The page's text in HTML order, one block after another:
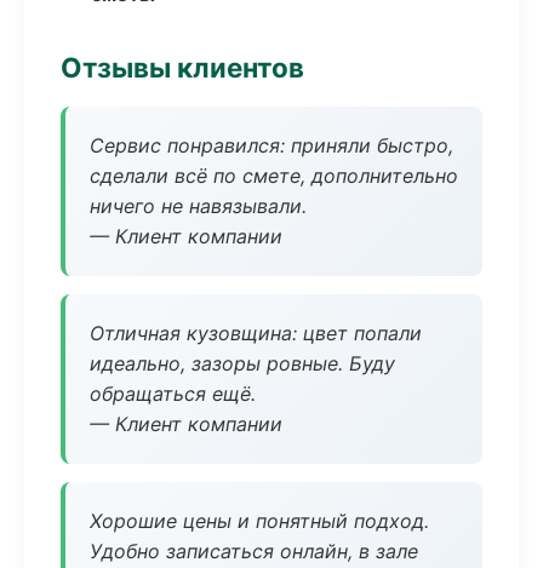
Отзывы клиентов
Сервис понравился: приняли быстро,
сделали всё по смете, дополнительно
ничего не навязывали.
— Клиент компании
Отличная кузовщина: цвет попали
идеально, зазоры ровные. Буду
обращаться ещё.
— Клиент компании
Хорошие цены и понятный подход.
Удобно записаться онлайн, в зале